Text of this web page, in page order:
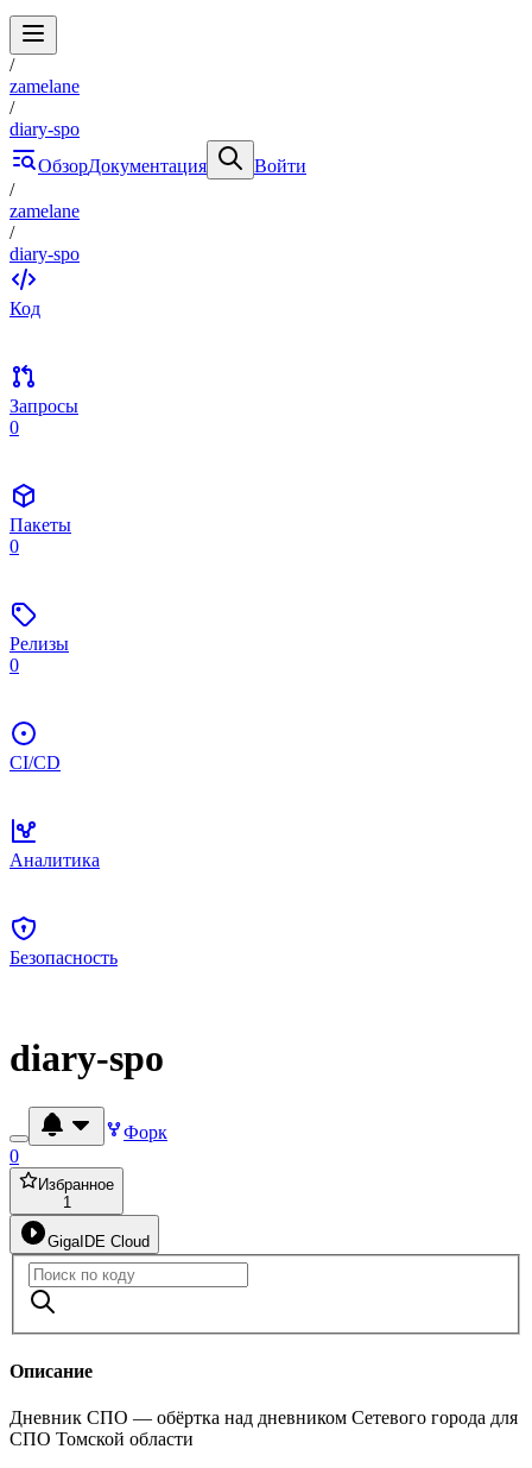
/
zamelane
/
diary-spo
ОбзорДокументация
Войти
/
zamelane
/
diary-spo
Код
Запросы
0
Пакеты
0
Релизы
0
CI/CD
Аналитика
Безопасность
diary-spo
Форк
0
Избранное
1
GigaIDE Cloud
Описание
Дневник СПО — обёртка над дневником Сетевого города для
СПО Томской области